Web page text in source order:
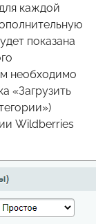
каждой
показана
необходимо
«Загрузить
Wildberries